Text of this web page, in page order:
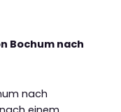
Bochum nach
nach